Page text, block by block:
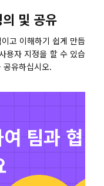
및 공유
고 이해하기 쉽게 만듭
용자 지정을 할 수 있습
공유하십시오.
팀과 협